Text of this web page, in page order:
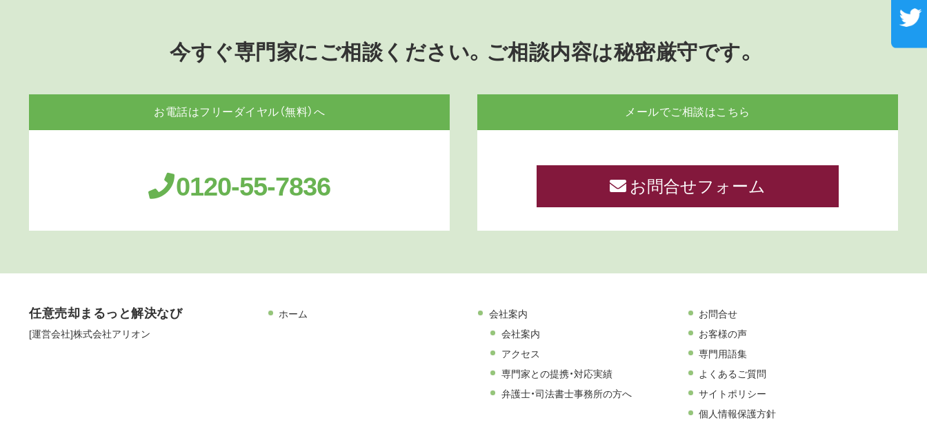
今すぐ専門家にご相談ください。ご相談内容は秘密厳守です。
お電話はフリーダイヤル（無料）へ
0120-55-7836
メールでご相談はこちら
お問合せフォーム
任意売却まるっと解決なび
[運営会社]株式会社アリオン
ホーム
会社案内
会社案内
アクセス
専門家との提携・対応実績
弁護士・司法書士事務所の方へ
お問合せ
お客様の声
専門用語集
よくあるご質問
サイトポリシー
個人情報保護方針